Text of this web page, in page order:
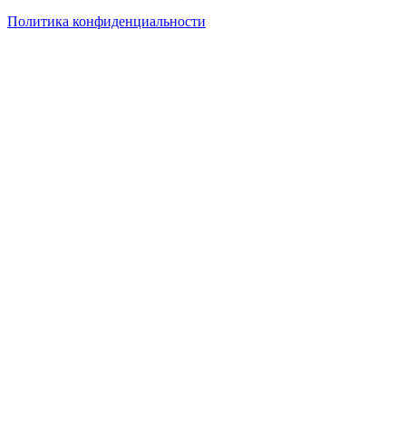
Политика конфиденциальности